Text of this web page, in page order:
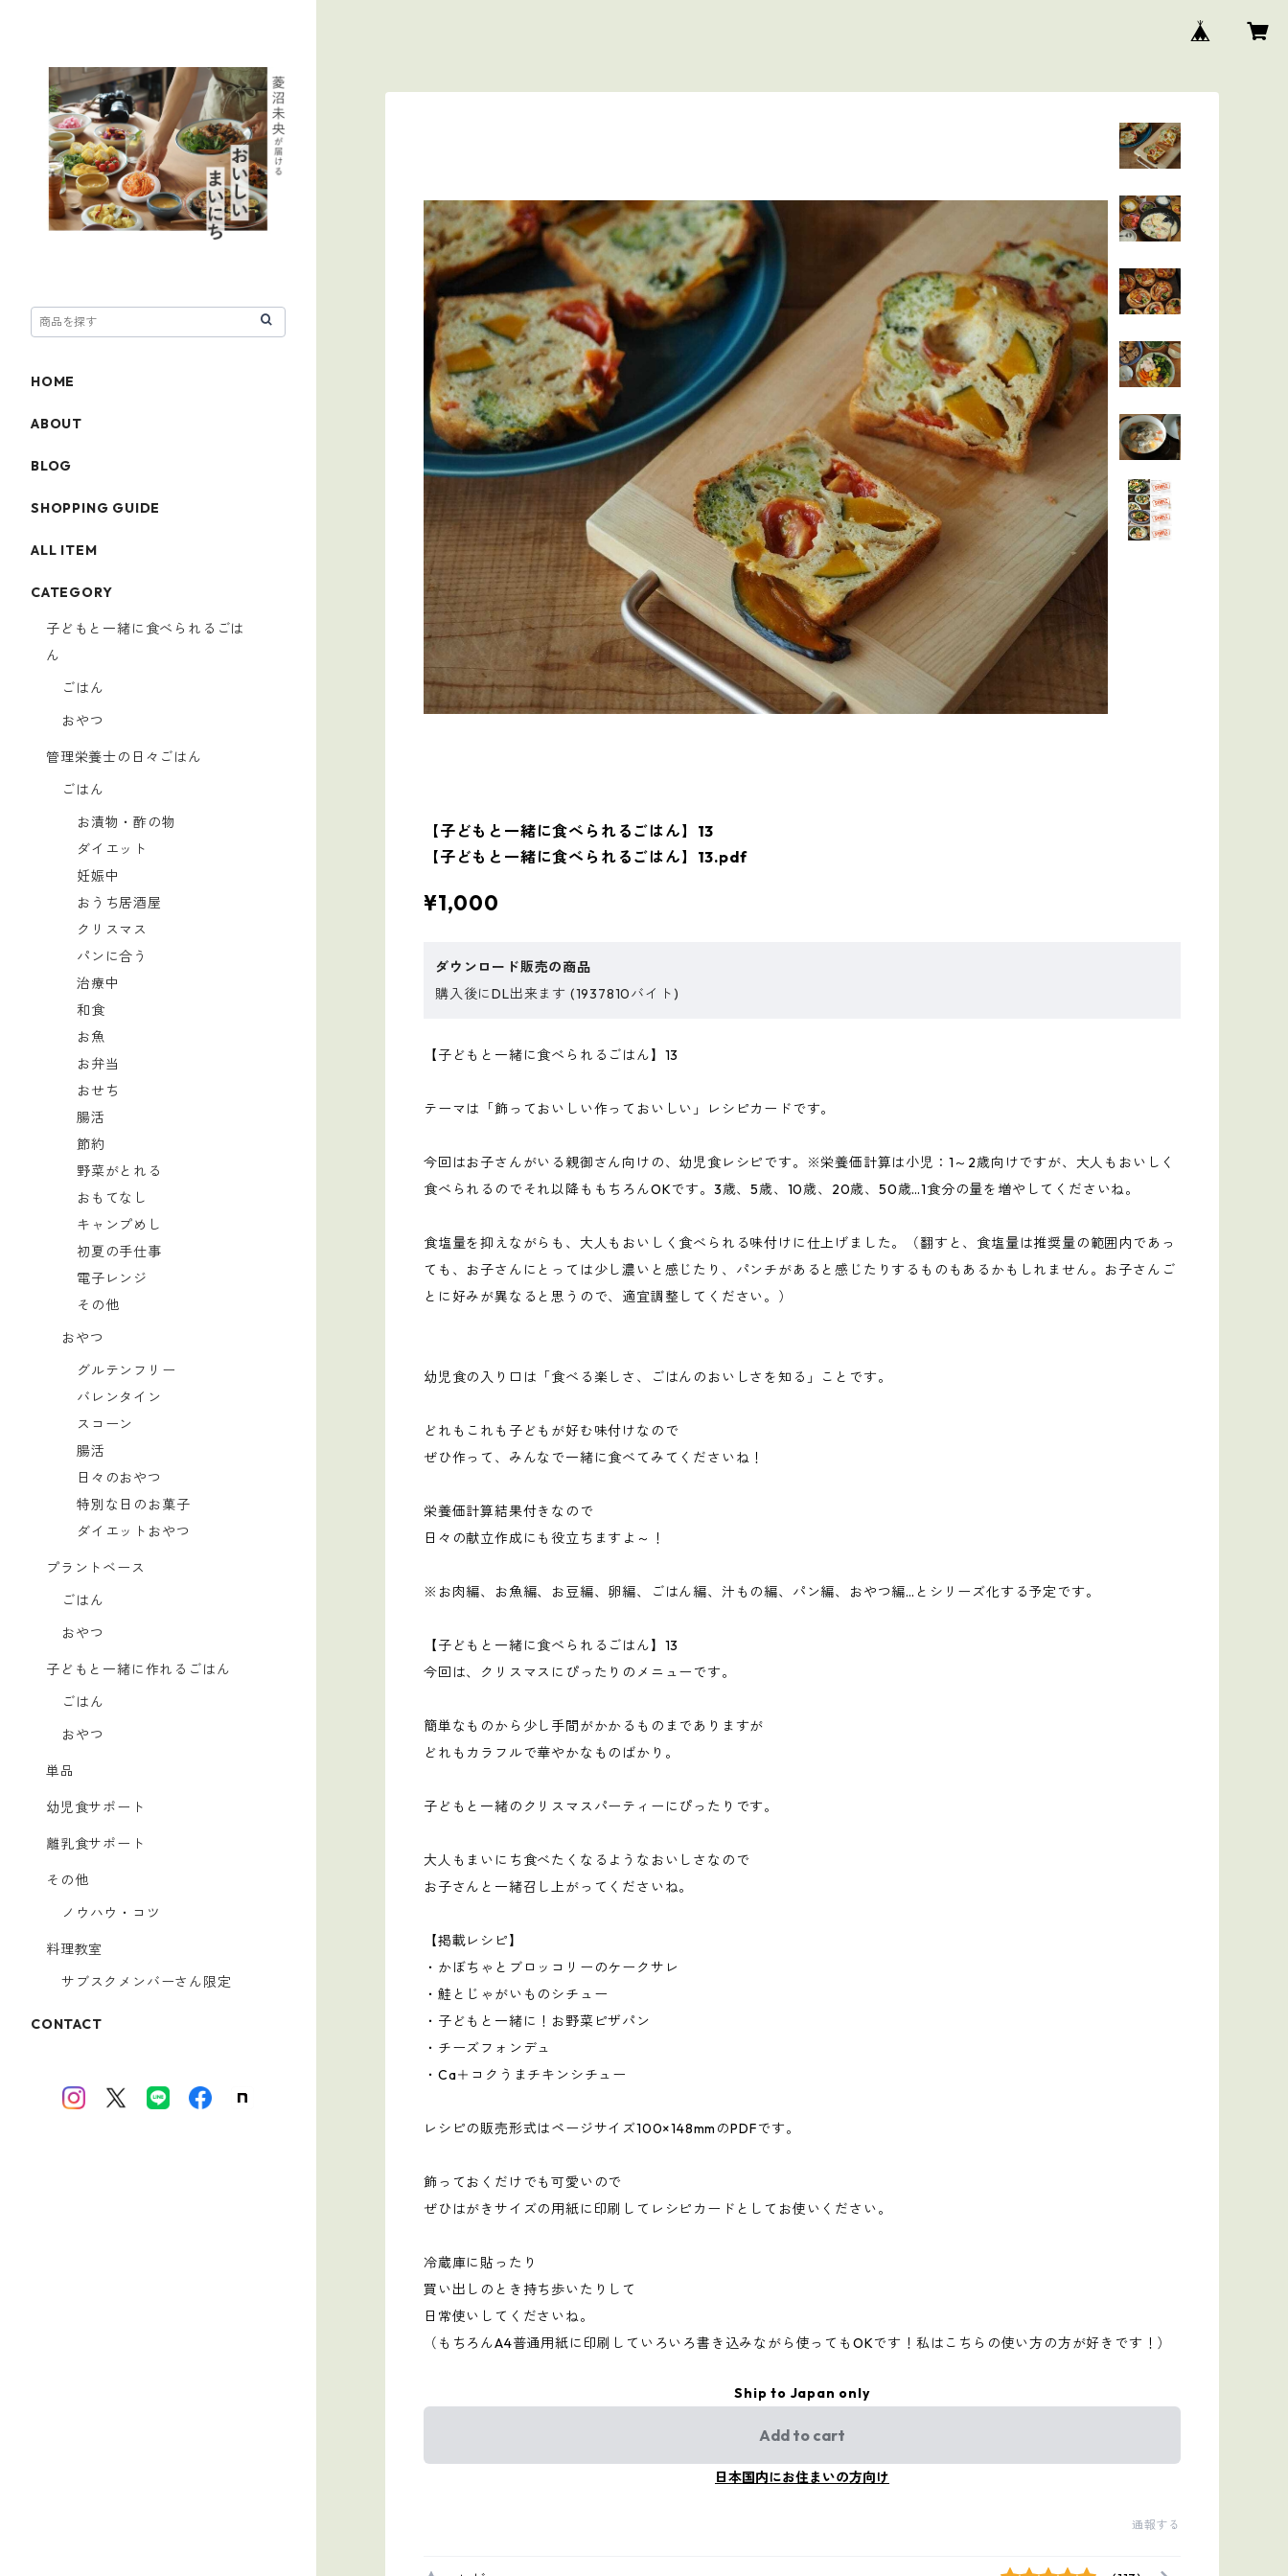
【子どもと一緒に食べられるごはん】13
【子どもと一緒に食べられるごはん】13.pdf
¥1,000
ダウンロード販売の商品
購入後にDL出来ます (1937810バイト)
【子どもと一緒に食べられるごはん】13
テーマは「飾っておいしい作っておいしい」レシピカードです。
今回はお子さんがいる親御さん向けの、幼児食レシピです。※栄養価計算は小児：1～2歳向けですが、大人もおいしく
食べられるのでそれ以降ももちろんOKです。3歳、5歳、10歳、20歳、50歳…1食分の量を増やしてくださいね。
食塩量を抑えながらも、大人もおいしく食べられる味付けに仕上げました。（翻すと、食塩量は推奨量の範囲内であっ
ても、お子さんにとっては少し濃いと感じたり、パンチがあると感じたりするものもあるかもしれません。お子さんご
とに好みが異なると思うので、適宜調整してください。）
幼児食の入り口は「食べる楽しさ、ごはんのおいしさを知る」ことです。
どれもこれも子どもが好む味付けなので
ぜひ作って、みんなで一緒に食べてみてくださいね！
栄養価計算結果付きなので
日々の献立作成にも役立ちますよ～！
※お肉編、お魚編、お豆編、卵編、ごはん編、汁もの編、パン編、おやつ編…とシリーズ化する予定です。
【子どもと一緒に食べられるごはん】13
今回は、クリスマスにぴったりのメニューです。
簡単なものから少し手間がかかるものまでありますが
どれもカラフルで華やかなものばかり。
子どもと一緒のクリスマスパーティーにぴったりです。
大人もまいにち食べたくなるようなおいしさなので
お子さんと一緒召し上がってくださいね。
【掲載レシピ】
・かぼちゃとブロッコリーのケークサレ
・鮭とじゃがいものシチュー
・子どもと一緒に！お野菜ピザパン
・チーズフォンデュ
・Ca＋コクうまチキンシチュー
レシピの販売形式はページサイズ100×148mmのPDFです。
飾っておくだけでも可愛いので
ぜひはがきサイズの用紙に印刷してレシピカードとしてお使いください。
冷蔵庫に貼ったり
買い出しのとき持ち歩いたりして
日常使いしてくださいね。
（もちろんA4普通用紙に印刷していろいろ書き込みながら使ってもOKです！私はこちらの使い方の方が好きです！）
Ship to Japan only
Add to cart
日本国内にお住まいの方向け
通報する
HOME
ABOUT
BLOG
SHOPPING GUIDE
ALL ITEM
CATEGORY
子どもと一緒に食べられるごは
ん
ごはん
おやつ
管理栄養士の日々ごはん
ごはん
お漬物・酢の物
ダイエット
妊娠中
おうち居酒屋
クリスマス
パンに合う
治療中
和食
お魚
お弁当
おせち
腸活
節約
野菜がとれる
おもてなし
キャンプめし
初夏の手仕事
電子レンジ
その他
おやつ
グルテンフリー
バレンタイン
スコーン
腸活
日々のおやつ
特別な日のお菓子
ダイエットおやつ
プラントベース
ごはん
おやつ
子どもと一緒に作れるごはん
ごはん
おやつ
単品
幼児食サポート
離乳食サポート
その他
ノウハウ・コツ
料理教室
サブスクメンバーさん限定
CONTACT